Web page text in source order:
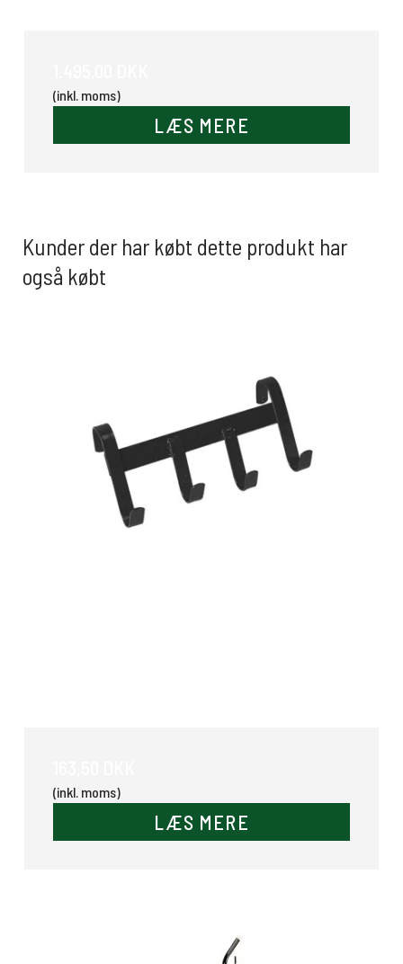
(inkl. moms)
LÆS MERE
Kunder der har købt dette produkt har
også købt
(inkl. moms)
LÆS MERE